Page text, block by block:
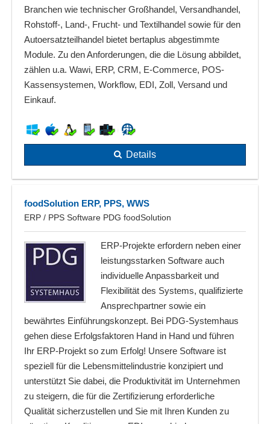
Branchen wie technischer Großhandel, Versandhandel,
Rohstoff-, Land-, Frucht- und Textilhandel sowie für den
Autoersatzteilhandel bietet bertaplus abgestimmte
Module. Zu den Anforderungen, die die Lösung abbildet,
zählen u.a. Wawi, ERP, CRM, E-Commerce, POS-
Kassensystemen, Workflow, EDI, Zoll, Versand und
Einkauf.
Details
foodSolution ERP, PPS, WWS
ERP / PPS Software PDG foodSolution
ERP-Projekte erfordern neben einer
leistungsstarken Software auch
individuelle Anpassbarkeit und
Flexibilität des Systems, qualifizierte
Ansprechpartner sowie ein
bewährtes Einführungskonzept. Bei PDG-Systemhaus
gehen diese Erfolgsfaktoren Hand in Hand und führen
Ihr ERP-Projekt so zum Erfolg! Unsere Software ist
speziell für die Lebensmittelindustrie konzipiert und
unterstützt Sie dabei, die Produktivität im Unternehmen
zu steigern, die für die Zertifizierung erforderliche
Qualität sicherzustellen und Sie mit Ihren Kunden zu